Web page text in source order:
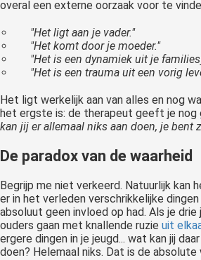
overal een externe oorzaak voor te
"Het ligt aan je vader."
"Het komt door je moeder."
"Het is een dynamiek uit je
"Het is een trauma uit een vorig
Het ligt werkelijk aan van alles en nog
het ergste is: de therapeut geeft je nog
kan jij er allemaal niks aan doen, je bent
De paradox van de waarheid
Begrijp me niet verkeerd. Natuurlijk kan
er in het verleden verschrikkelijke
absoluut geen invloed op had. Als je drie
ouders gaan met knallende ruzie uit
ergere dingen in je jeugd... wat kan jij
doen? Helemaal niks. Dat is de absolute